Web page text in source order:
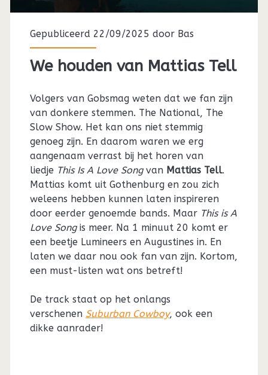
Gepubliceerd 22/09/2025 door Bas
We houden van Mattias Tell
Volgers van Gobsmag weten dat we fan zijn
van donkere stemmen. The National, The
Slow Show. Het kan ons niet stemmig
genoeg zijn. En daarom waren we erg
aangenaam verrast bij het horen van
liedje This Is A Love Songvan Mattias Tell.
Mattias komt uit Gothenburg en zou zich
weleens hebben kunnen laten inspireren
door eerder genoemde bands. Maar This is A
Love Songis meer. Na 1 minuut 20 komt er
een beetje Lumineers en Augustines in. En
laten we daar nou ook fan van zijn. Kortom,
een must-listen wat ons betreft!
De track staat op het onlangs
verschenen Suburban Cowboy, ook een
dikke aanrader!